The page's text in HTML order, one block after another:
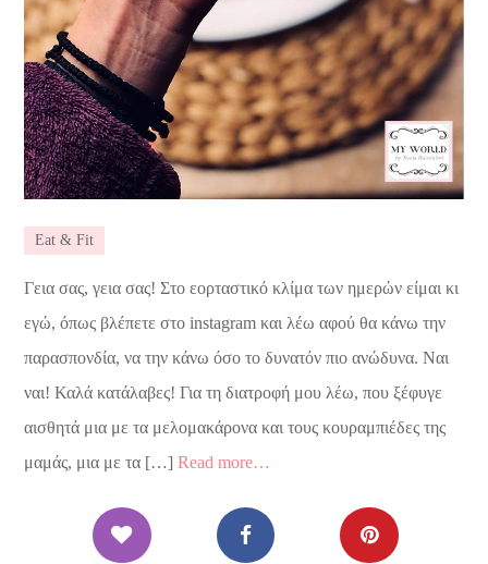
Eat & Fit
Γεια σας, γεια σας! Στο εορταστικό κλίμα των ημερών είμαι κι
εγώ, όπως βλέπετε στο instagram και λέω αφού θα κάνω την
παρασπονδία, να την κάνω όσο το δυνατόν πιο ανώδυνα. Ναι
ναι! Καλά κατάλαβες! Για τη διατροφή μου λέω, που ξέφυγε
αισθητά μια με τα μελομακάρονα και τους κουραμπιέδες της
μαμάς, μια με τα […]Read more…